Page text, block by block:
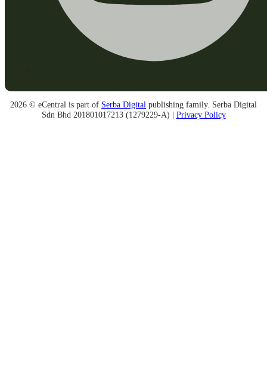
2026 © eCentral is part of Serba Digital publishing family. Serba Digital
Sdn Bhd 201801017213 (1279229-A) | Privacy Policy